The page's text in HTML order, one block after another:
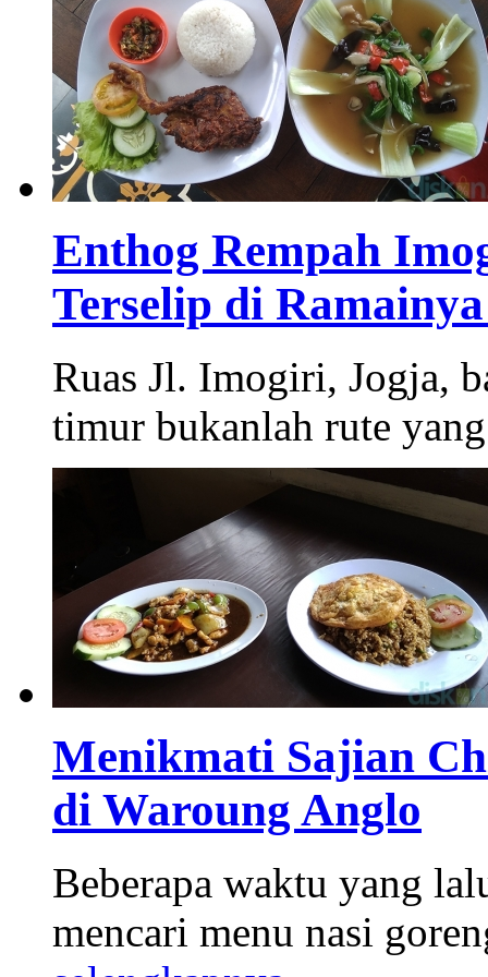
Enthog Rempah
Terselip di
Ruas Jl. Imogiri, Jogja,
timur bukanlah rute
Menikmati Sajian
di Waroung Anglo
Beberapa waktu yang
mencari menu nasi